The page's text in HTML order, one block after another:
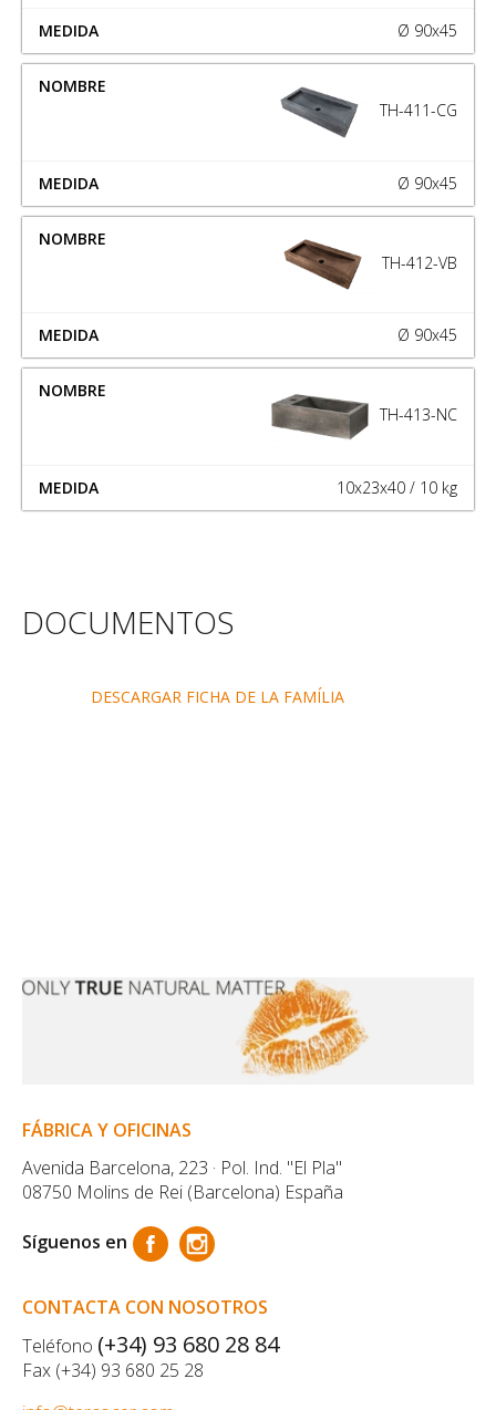
Ø 90x45
TH-411-CG
Ø 90x45
TH-412-VB
Ø 90x45
TH-413-NC
10x23x40 / 10 kg
DOCUMENTOS
DESCARGAR FICHA DE LA FAMÍLIA
FÁBRICA Y OFICINAS
Avenida Barcelona, 223 · Pol. Ind. "El Pla"
08750 Molins de Rei (Barcelona) España
Síguenos en
CONTACTA CON NOSOTROS
Teléfono (+34) 93 680 28 84
Fax (+34) 93 680 25 28